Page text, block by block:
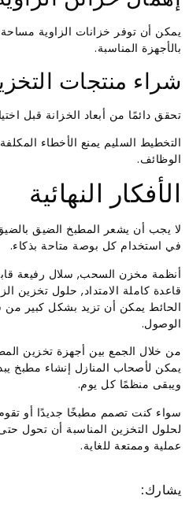
يمكن أن توفر خزانات الزاوية
بالأجهزة المناسبة.
شراء منتجات
تحقق دائمًا من أبعاد الخزانة قبل
التخطيط السليم يمنع الأخطاء
الوظائف.
الأفكار النهائية
لا يجب أن يشعر المطبخ الضيق
في استخدام كل بوصة متاحة بذكاء.
أنظمة مخزن السحب, سلال رفيعة
قاعدة كاملة الامتداد, حلول تخزين
الحائط يمكن أن تزيد بشكل كبير من
الوصول.
من خلال الجمع بين أجهزة تخزين
يمكن لأصحاب المنازل إنشاء مطبخ
ويبقى منظمًا كل يوم.
سواء كنت تصمم مطبخًا جديدًا أو
لحلول التخزين المناسبة أن تحول
عملية وممتعة للغاية.
يشارك: